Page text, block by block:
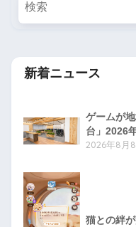
新着ニュース
ゲームが
台」2026
2026年8月
猫との絆